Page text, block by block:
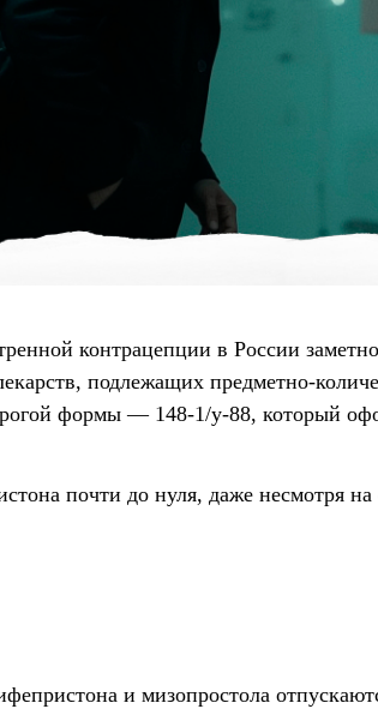
контрацепции в России
подлежащих предметно-
формы — 148-1/у-88, который
почти до нуля, даже несмотря
и мизопростола